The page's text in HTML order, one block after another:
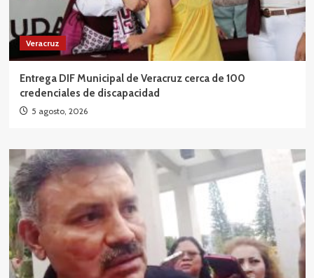
Veracruz
Entrega DIF Municipal de Veracruz cerca de 100
credenciales de discapacidad
5 agosto, 2026